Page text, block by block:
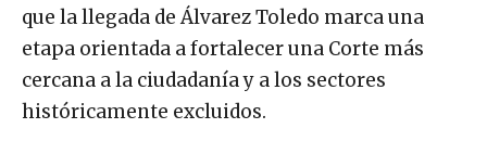
que la llegada de Álvarez Toledo marca una
etapa orientada a fortalecer una Corte más
cercana a la ciudadanía y a los sectores
históricamente excluidos.